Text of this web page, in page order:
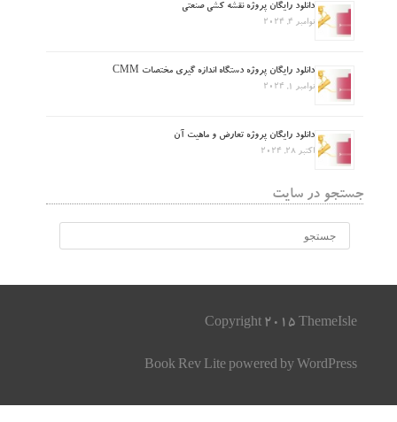
دانلود رایگان پروژه نقشه کشی صنعتی
نوامبر 4, 2024
دانلود رایگان پروژه دستگاه اندازه گیری مختصات CMM
نوامبر 1, 2024
دانلود رایگان پروژه تعارض و ماهیت آن
اکتبر 28, 2024
جستجو در سایت
Copyright 2015 ThemeIsle
Book Rev Lite powered by WordPress